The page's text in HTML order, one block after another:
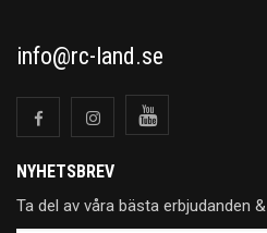
info@rc-land.se
NYHETSBREV
Ta del av våra bästa erbjudanden